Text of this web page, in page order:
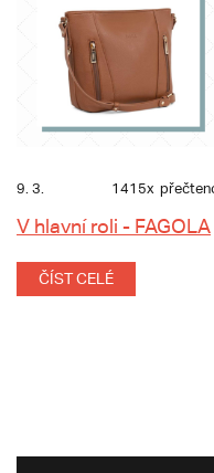
9. 3. 1415x
V hlavní roli - FAGOLA
ČÍST CELÉ